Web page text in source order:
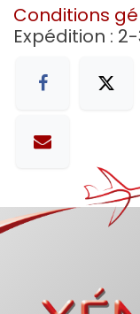
Conditions
Expédition :